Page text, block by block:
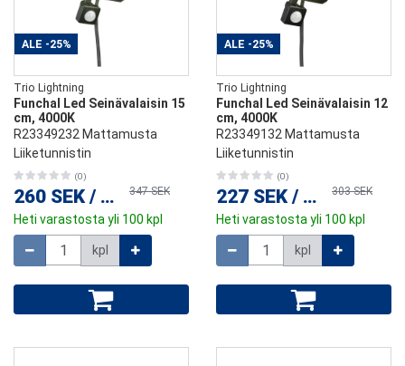
ALE -25%
Trio Lightning
Funchal Led Seinävalaisin 15
cm, 4000K
R23349232 Mattamusta
Liiketunnistin
(0)
260 SEK / kpl 347 SEK
Heti varastosta yli 100 kpl
kpl
ALE -25%
Trio Lightning
Funchal Led Seinävalaisin 12
cm, 4000K
R23349132 Mattamusta
Liiketunnistin
(0)
227 SEK / kpl 303 SEK
Heti varastosta yli 100 kpl
kpl